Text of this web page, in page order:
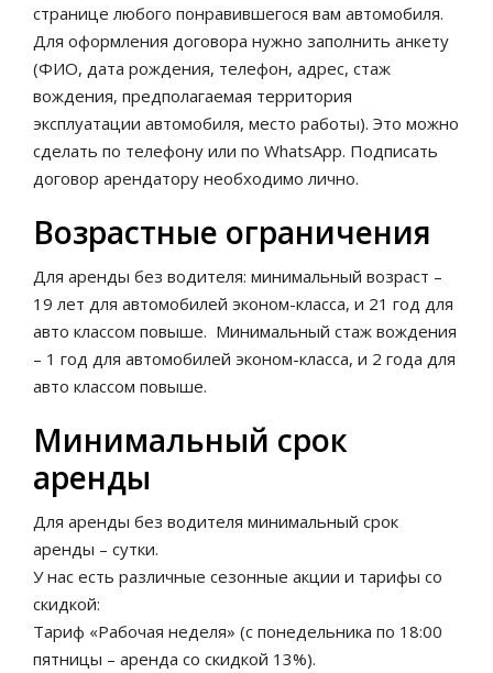
странице любого понравившегося вам автомобиля.
Для оформления договора нужно заполнить анкету
(ФИО, дата рождения, телефон, адрес, стаж
вождения, предполагаемая территория
эксплуатации автомобиля, место работы). Это можно
сделать по телефону или по WhatsApp. Подписать
договор арендатору необходимо лично.
Возрастные ограничения
Для аренды без водителя: минимальный возраст –
19 лет для автомобилей эконом-класса, и 21 год для
авто классом повыше. Минимальный стаж вождения
– 1 год для автомобилей эконом-класса, и 2 года для
авто классом повыше.
Минимальный срок
аренды
Для аренды без водителя минимальный срок
аренды – сутки.
У нас есть различные сезонные акции и тарифы со
скидкой:
Тариф «Рабочая неделя» (с понедельника по 18:00
пятницы – аренда со скидкой 13%).